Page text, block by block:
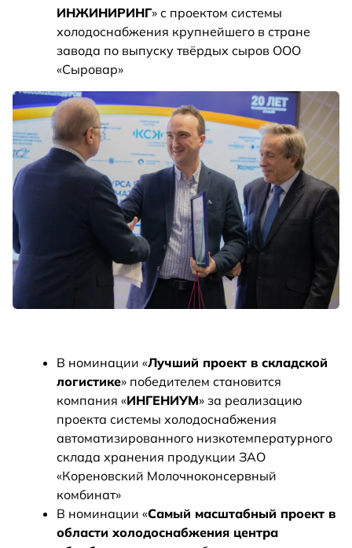
ИНЖИНИРИНГ» с проектом системы
холодоснабжения крупнейшего в стране
завода по выпуску твёрдых сыров ООО
«Сыровар»
В номинации «Лучший проект в складской
логистике» победителем становится
компания «ИНГЕНИУМ» за реализацию
проекта системы холодоснабжения
автоматизированного низкотемпературного
склада хранения продукции ЗАО
«Кореновский Молочноконсервный
комбинат»
В номинации «Самый масштабный проект в
области холодоснабжения центра